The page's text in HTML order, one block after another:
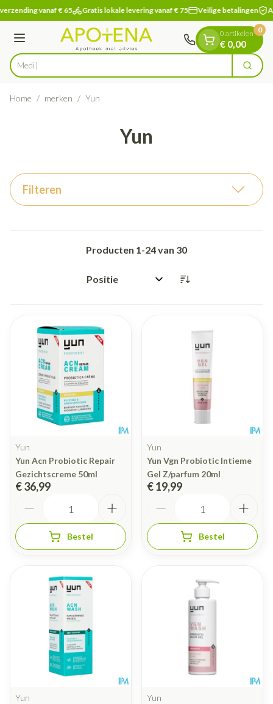
Ga naar de inhoud
1 van 1vanaf € 65 Gratis lokale levering vanaf € 75 Veilige betalingen
Menu
Product, merk, categorie...
V Zoek
0 artikelen
€ 0,00
0
Home / merken / Yun
Yun
Filteren
Producten 1-24van 30
Sorteer op:
Yun
Yun Acn Probiotic Repair
Gezichtscreme 50ml
€ 36,99
Bestel
Yun
Yun Vgn Probiotic Intieme
Gel Z/parfum 20ml
€ 19,99
Bestel
Yun
Yun